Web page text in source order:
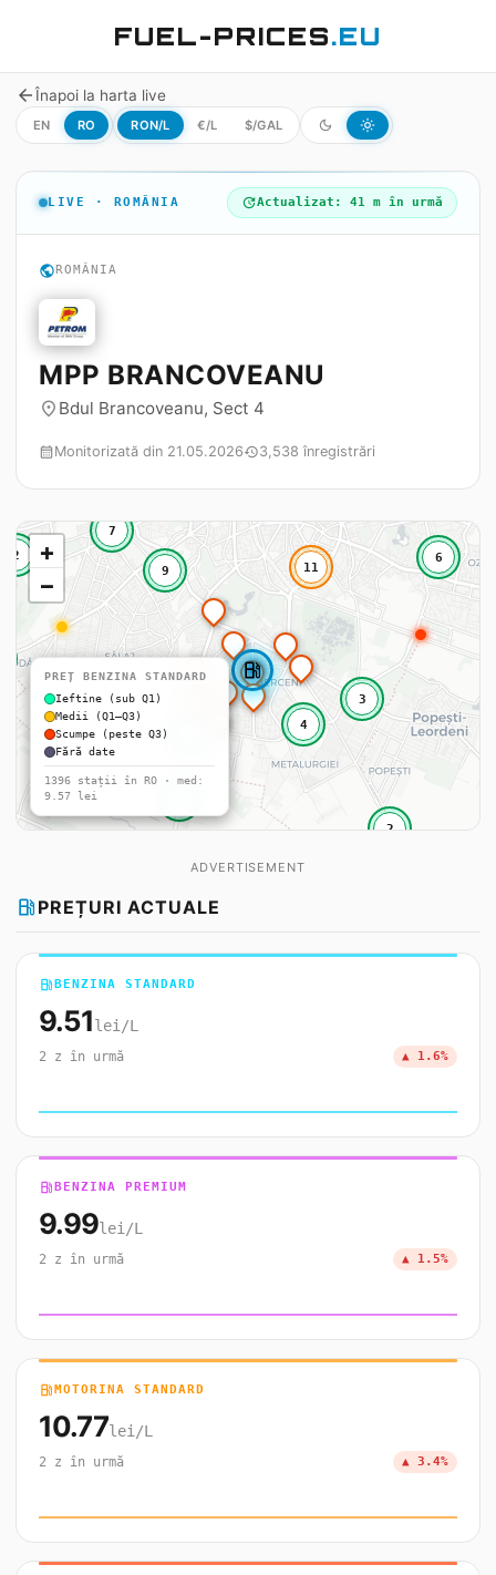
FUEL-PRICES.EU
arrow_backÎnapoi la harta live
EN RO RON/L €/L $/GAL dark_mode light_mode
LIVE · ROMÂNIA updateActualizat: 41 m în urmă
publicROMÂNIA
MPP BRANCOVEANU
place Bdul Brancoveanu, Sect 4
calendar_monthMonitorizată din 21.05.2026history3,538 înregistrări
local_gas_station
2
6
2
7
3
9
4
11
+
−
PREȚ BENZINA STANDARD
Ieftine (sub Q1)
Medii (Q1–Q3)
Scumpe (peste Q3)
Fără date
1396 stații în RO · med:
9.57 lei
ADVERTISEMENT
local_gas_station PREȚURI ACTUALE
local_gas_stationBENZINA STANDARD
9.51lei/L
2 z în urmă ▲ 1.6%
local_gas_stationBENZINA PREMIUM
9.99lei/L
2 z în urmă ▲ 1.5%
local_gas_stationMOTORINA STANDARD
10.77lei/L
2 z în urmă ▲ 3.4%